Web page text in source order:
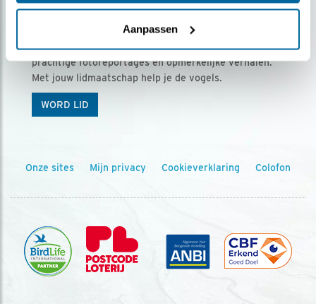
Aanpassen
Ontvang 5 x Vogels voor € 36,00 per jaar
Vogels is het tijdschrift voor onze leden, met
prachtige fotoreportages en opmerkelijke verhalen.
Met jouw lidmaatschap help je de vogels.
WORD LID
Onze sites Mijn privacy Cookieverklaring Colofon